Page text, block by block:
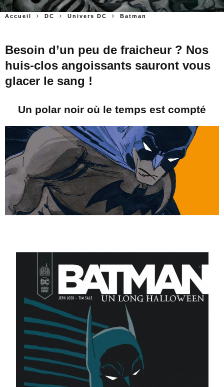
Accueil DC Univers DC Batman
Besoin d’un peu de fraicheur ? Nos
huis-clos angoissants sauront vous
glacer le sang !
Un polar noir où le temps est compté